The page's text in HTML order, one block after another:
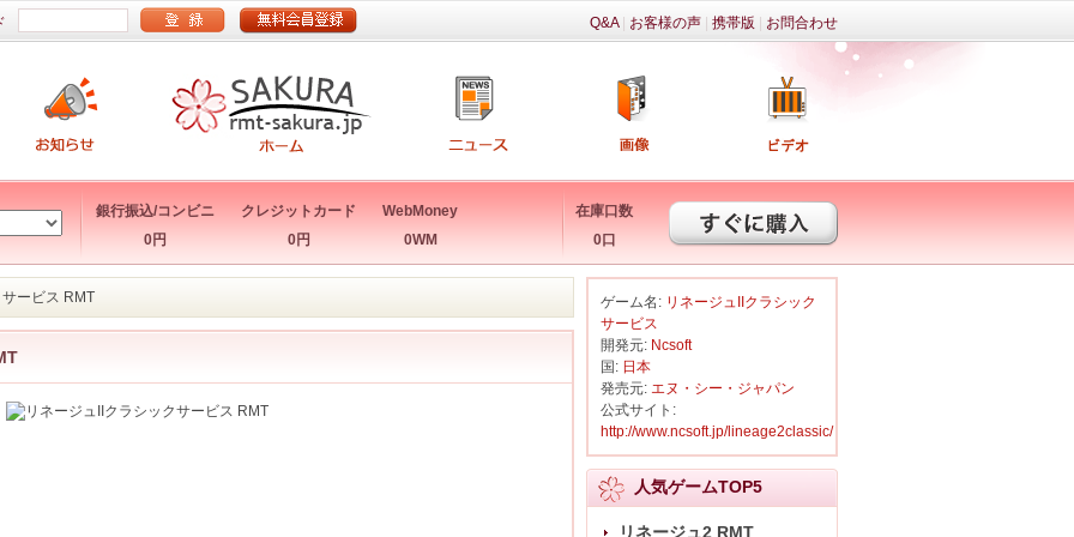
Q&A| お客様の声 携帯版 お問合わせ
銀行振込/コンビニ
0円
クレジットカード
0円
WebMoney
0WM
在庫口数
0口
ービス RMT ゲーム名: リネージュIIクラシック
サービス
開発元: Ncsoft
国: 日本
発売元: エヌ・シー・ジャパン
公式サイト:
http://www.ncsoft.jp/lineage2classic/
人気ゲームTOP5
リネージュ2 RMT